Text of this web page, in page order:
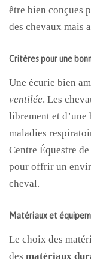
être bien conçues
des chevaux mais
Critères pour une
Une écurie bien
ventilée. Les
librement et
maladies
Centre Équestre
pour offrir un
cheval.
Matériaux et
Le choix des
des matériaux